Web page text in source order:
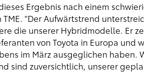
Ergebnis nach einem
TME. "Der Aufwärtstrend
die unserer Hybridmodelle. Er
von Toyota in Europa und
im März ausgeglichen haben.
sind zuversichtlich, unserer